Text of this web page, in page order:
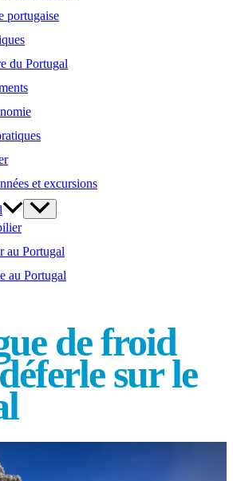
portugaise
du Portugal
et excursions
au Portugal
au Portugal
de froid
sur le